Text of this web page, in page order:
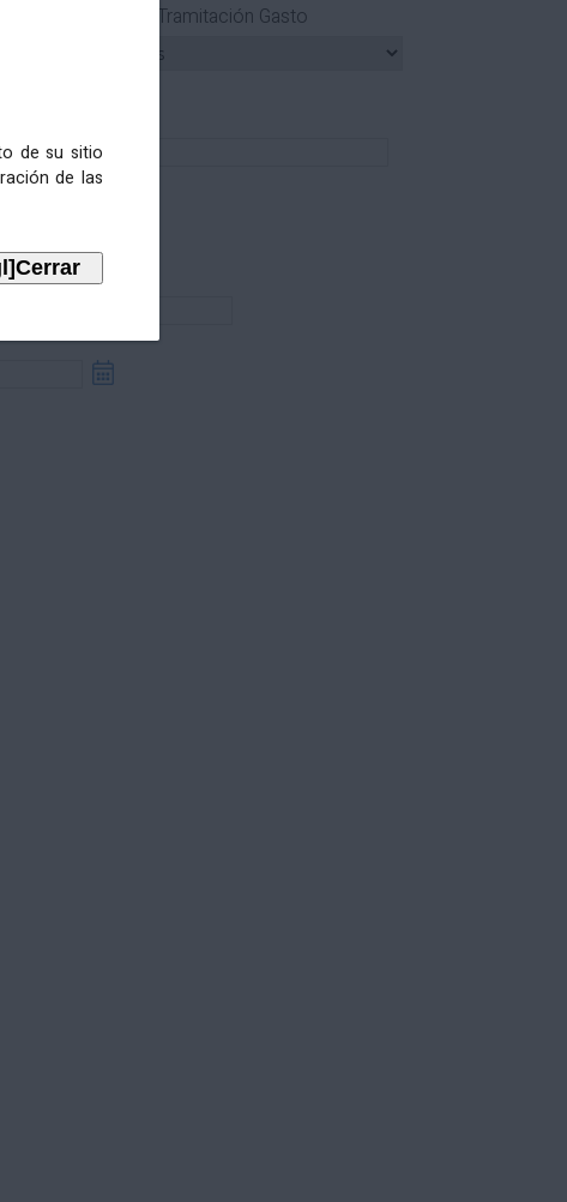
de su sitio
de las
Tipo Tramitación Gasto